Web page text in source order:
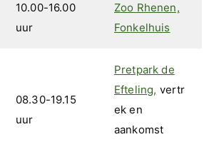
10.00-16.00
uur
Zoo Rhenen,
Fonkelhuis
08.30-19.15
uur
Pretpark de
Efteling, vertr
ek en
aankomst